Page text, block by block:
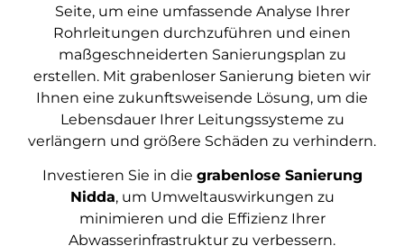
Seite, um eine umfassende Analyse Ihrer
Rohrleitungen durchzuführen und einen
maßgeschneiderten Sanierungsplan zu
erstellen. Mit grabenloser Sanierung bieten wir
Ihnen eine zukunftsweisende Lösung, um die
Lebensdauer Ihrer Leitungssysteme zu
verlängern und größere Schäden zu verhindern.
Investieren Sie in die grabenlose Sanierung
Nidda, um Umweltauswirkungen zu
minimieren und die Effizienz Ihrer
Abwasserinfrastruktur zu verbessern.